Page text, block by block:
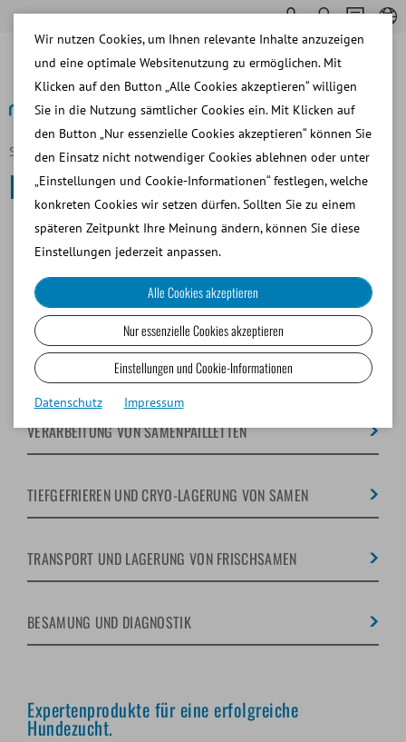
Startseite Hund
Hund
SAMENGEWINNUNG
SAMENANALYSE
SAMENVERDÜNNUNG
VERARBEITUNG VON SAMENPAILLETTEN
TIEFGEFRIEREN UND CRYO-LAGERUNG VON SAMEN
TRANSPORT UND LAGERUNG VON FRISCHSAMEN
BESAMUNG UND DIAGNOSTIK
Expertenprodukte für eine erfolgreiche
Hundezucht.
Wir nutzen Cookies, um Ihnen relevante Inhalte anzuzeigen
und eine optimale Websitenutzung zu ermöglichen. Mit
Klicken auf den Button „Alle Cookies akzeptieren“ willigen
Sie in die Nutzung sämtlicher Cookies ein. Mit Klicken auf
den Button „Nur essenzielle Cookies akzeptieren“ können Sie
den Einsatz nicht notwendiger Cookies ablehnen oder unter
„Einstellungen und Cookie-Informationen“ festlegen, welche
konkreten Cookies wir setzen dürfen. Sollten Sie zu einem
späteren Zeitpunkt Ihre Meinung ändern, können Sie diese
Einstellungen jederzeit anpassen.
Alle Cookies akzeptieren
Nur essenzielle Cookies akzeptieren
Einstellungen und Cookie-Informationen
Datenschutz Impressum